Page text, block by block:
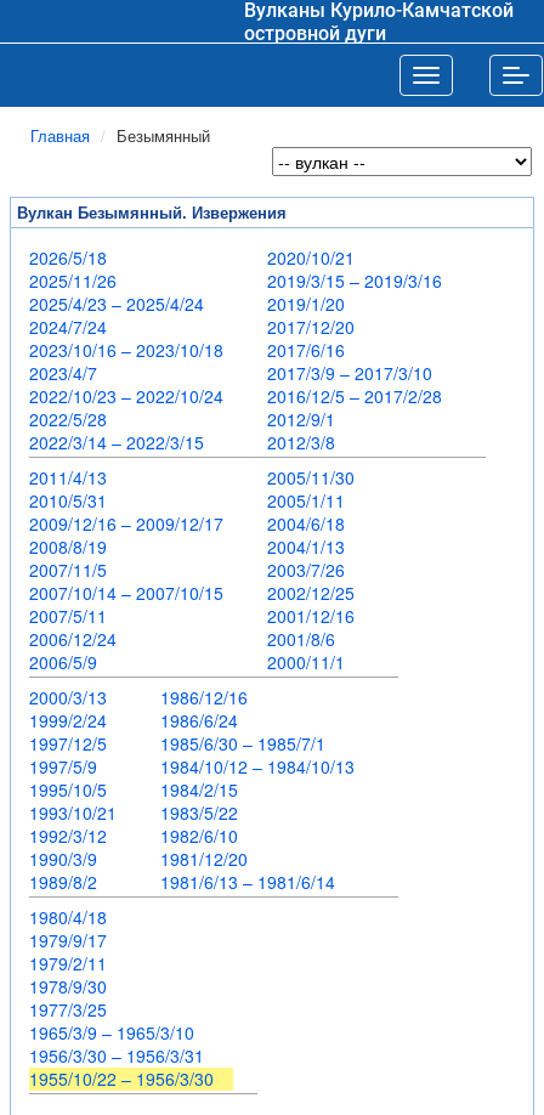
Вулканы Курило-Камчатской
островной дуги
Toggle
Главная Безымянный
Вулкан Безымянный. Извержения
2026/5/18
2025/11/26
2025/4/23 – 2025/4/24
2024/7/24
2023/10/16 – 2023/10/18
2023/4/7
2022/10/23 – 2022/10/24
2022/5/28
2022/3/14 – 2022/3/15
2020/10/21
2019/3/15 – 2019/3/16
2019/1/20
2017/12/20
2017/6/16
2017/3/9 – 2017/3/10
2016/12/5 – 2017/2/28
2012/9/1
2012/3/8
2011/4/13
2010/5/31
2009/12/16 – 2009/12/17
2008/8/19
2007/11/5
2007/10/14 – 2007/10/15
2007/5/11
2006/12/24
2006/5/9
2005/11/30
2005/1/11
2004/6/18
2004/1/13
2003/7/26
2002/12/25
2001/12/16
2001/8/6
2000/11/1
2000/3/13
1999/2/24
1997/12/5
1997/5/9
1995/10/5
1993/10/21
1992/3/12
1990/3/9
1989/8/2
1986/12/16
1986/6/24
1985/6/30 – 1985/7/1
1984/10/12 – 1984/10/13
1984/2/15
1983/5/22
1982/6/10
1981/12/20
1981/6/13 – 1981/6/14
1980/4/18
1979/9/17
1979/2/11
1978/9/30
1977/3/25
1965/3/9 – 1965/3/10
1956/3/30 – 1956/3/31
1955/10/22 – 1956/3/30